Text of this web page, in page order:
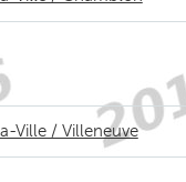
Ville / Villeneuve